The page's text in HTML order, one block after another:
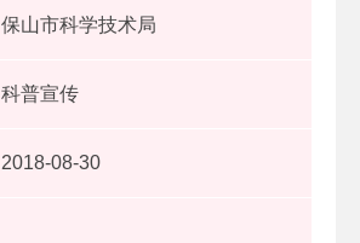
保山市科学技术局
科普宣传
2018-08-30